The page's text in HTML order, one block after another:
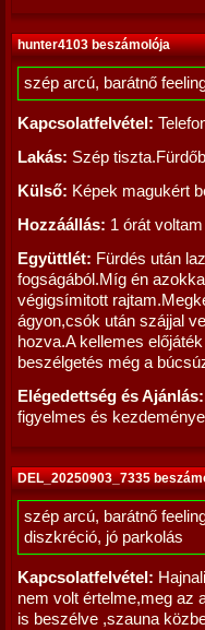
hunter4103 beszámolója
szép arcú, barátnő
Kapcsolatfelvétel:
Lakás: Szép
Külső: Képek magukért
Hozzáállás: 1 órát
Együttlét: Fürdés után
fogságából.Míg én
végigsímitott
ágyon,csók után szájjal
hozva.A kellemes
beszélgetés még a
Elégedettség és Ajánlás:
figyelmes és
DEL_20250903_7335
szép arcú, barátnő
diszkréció, jó parkolás
Kapcsolatfelvétel:
nem volt értelme,meg az
is beszélve ,szauna